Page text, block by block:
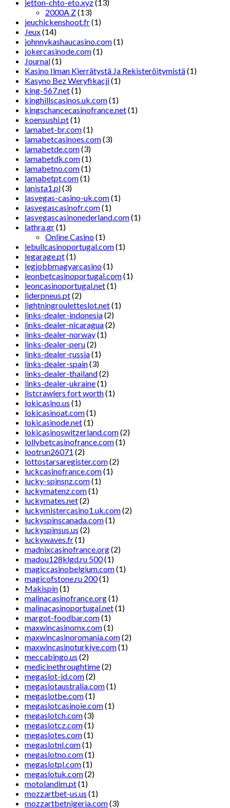
jetton-chto-eto.xyz(13)
2000A Z(13)
jeuchickenshoot.fr(1)
Jeux(14)
johnnykashaucasino.com(1)
jokercasinode.com(1)
Journal(1)
Kasino Ilman Kierrätystä Ja Rekisteröitymistä(1)
Kasyno Bez Weryfikacji(1)
king-567.net(1)
kinghillscasinos.uk.com(1)
kingschancecasinofrance.net(1)
koensushi.pt(1)
lamabet-br.com(1)
lamabetcasinoes.com(3)
lamabetde.com(3)
lamabetdk.com(1)
lamabetno.com(1)
lamabetpt.com(1)
lanista1.pl(3)
lasvegas-casino-uk.com(1)
lasvegascasinofr.com(1)
lasvegascasinonederland.com(1)
lathra.gr(1)
Online Casino(1)
lebullcasinoportugal.com(1)
legarage.pt(1)
legjobbmagyarcasino(1)
leonbetcasinoportugal.com(1)
leoncasinoportugal.net(1)
liderpneus.pt(2)
lightningrouletteslot.net(1)
links-dealer-indonesia(2)
links-dealer-nicaragua(2)
links-dealer-norway(1)
links-dealer-peru(2)
links-dealer-russia(1)
links-dealer-spain(3)
links-dealer-thailand(2)
links-dealer-ukraine(1)
listcrawlers fort worth(1)
lokicasino.us (1)
lokicasinoat.com(1)
lokicasinode.net(1)
lokicasinoswitzerland.com(2)
lollybetcasinofrance.com(1)
lootrun26071 (2)
lottostarsaregister.com(2)
luckcasinofrance.com(1)
lucky-spinsnz.com(1)
luckymatenz.com(1)
luckymates.net(2)
luckymistercasino1.uk.com(2)
luckyspinscanada.com(1)
luckyspinsus.us (2)
luckywaves.fr(1)
madnixcasinofrance.org(2)
madou128klgd.ru 500(1)
magiccasinobelgium.com(1)
magicofstone.ru 200(1)
Makispin(1)
malinacasinofrance.org(1)
malinacasinoportugal.net(1)
margot-foodbar.com(1)
maxwincasinomx.com(1)
maxwincasinoromania.com(2)
maxwincasinoturkiye.com(1)
meccabingo.us (2)
medicinethroughtime(2)
megaslot-id.com(2)
megaslotaustralia.com(1)
megaslotbe.com(1)
megaslotcasinoie.com(1)
megaslotch.com(3)
megaslotcz.com(1)
megaslotes.com(1)
megaslotnl.com(1)
megaslotno.com(1)
megaslotpl.com(1)
megaslotuk.com(2)
motolandim.pt(1)
mozzartbet-us.us (1)
mozzartbetnigeria.com(3)